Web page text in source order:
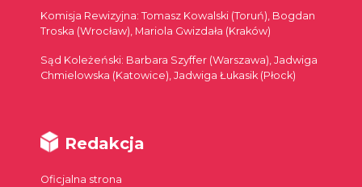
Komisja Rewizyjna: Tomasz Kowalski (Toruń), Bogdan
Troska (Wrocław), Mariola Gwizdała (Kraków)
Sąd Koleżeński: Barbara Szyffer (Warszawa), Jadwiga
Chmielowska (Katowice), Jadwiga Łukasik (Płock)
Redakcja
Oficjalna strona